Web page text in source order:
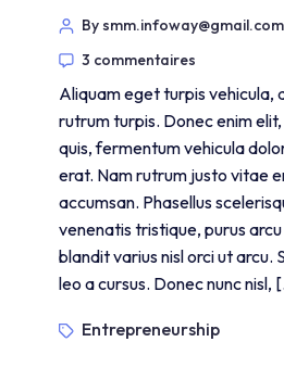
By smm.infoway@gmail.com
3 commentaires
Aliquam eget turpis vehicula,
rutrum turpis. Donec enim
quis, fermentum vehicula
erat. Nam rutrum justo vitae
accumsan. Phasellus
venenatis tristique, purus
blandit varius nisl orci ut arcu.
leo a cursus. Donec nunc nisl,
Entrepreneurship